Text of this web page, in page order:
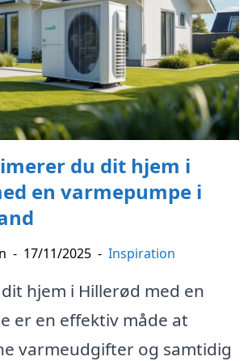
du dit hjem i
en varmepumpe i
- 17/11/2025 - Inspiration
hjem i Hillerød med en
er en effektiv måde at
varmeudgifter og samtidig